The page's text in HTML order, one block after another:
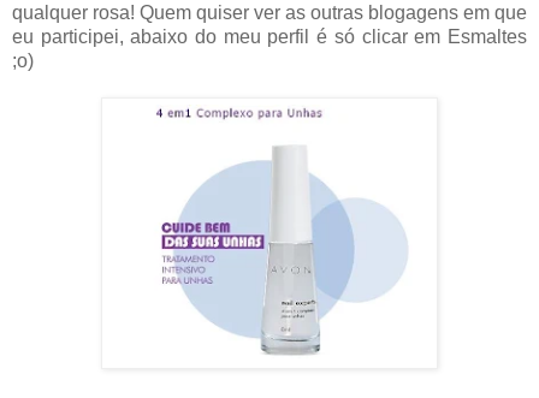
qualquer rosa! Quem quiser ver as outras blogagens em que
eu participei, abaixo do meu perfil é só clicar em Esmaltes
;o)